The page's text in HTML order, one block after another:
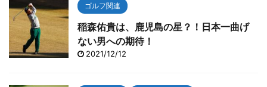
ゴルフ関連
稲森佑貴は、鹿児島の星？！日本一曲げ
ない男への期待！
2021/12/12